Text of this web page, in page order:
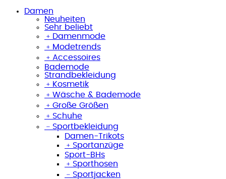
Damen
Neuheiten
Sehr beliebt
﹢ Damenmode
﹢ Modetrends
﹢ Accessoires
Bademode
Strandbekleidung
﹢ Kosmetik
﹢ Wäsche & Bademode
﹢ Große Größen
﹢ Schuhe
﹣ Sportbekleidung
Damen-Trikots
﹢ Sportanzüge
Sport-BHs
﹢ Sporthosen
﹣ Sportjacken